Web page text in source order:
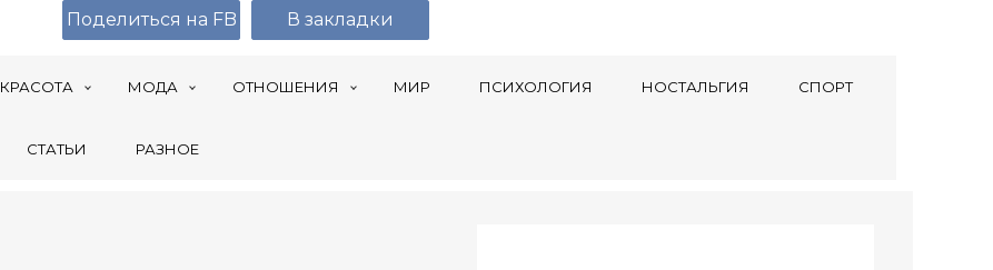
КРАСОТА МОДА ОТНОШЕНИЯ МИР ПСИХОЛОГИЯ НОСТАЛЬГИЯ СПОРТ
СТАТЬИ РАЗНОЕ
Поделиться на FB В закладки